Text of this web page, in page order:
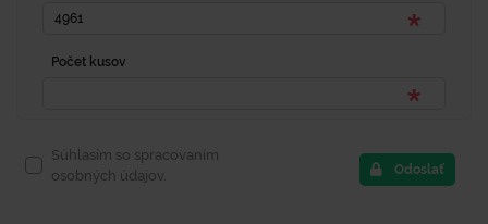
Počet kusov
Súhlasím so spracovaním
osobných údajov.
Odoslať